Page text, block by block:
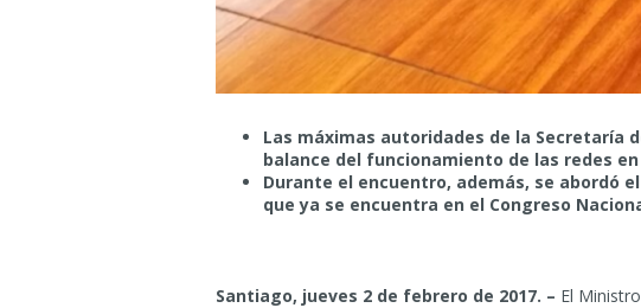
Las máximas autoridades de la Secretaría
balance del funcionamiento de las redes
Durante el encuentro, además, se abordó
que ya se encuentra en el Congreso
Santiago, jueves 2 de febrero de 2017. – El